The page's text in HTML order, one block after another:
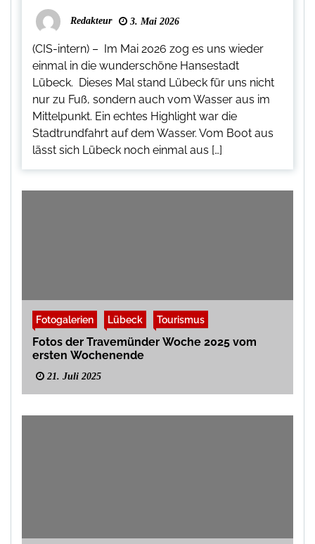
Redakteur 3. Mai 2026
(CIS-intern) – Im Mai 2026 zog es uns wieder
einmal in die wunderschöne Hansestadt
Lübeck. Dieses Mal stand Lübeck für uns nicht
nur zu Fuß, sondern auch vom Wasser aus im
Mittelpunkt. Ein echtes Highlight war die
Stadtrundfahrt auf dem Wasser. Vom Boot aus
lässt sich Lübeck noch einmal aus […]
Fotogalerien Lübeck Tourismus
Fotos der Travemünder Woche 2025 vom
ersten Wochenende
21. Juli 2025